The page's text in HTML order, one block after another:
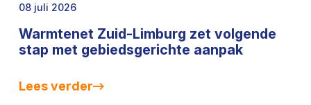
08 juli 2026
Warmtenet Zuid-Limburg zet volgende
stap met gebiedsgerichte aanpak
Lees verder